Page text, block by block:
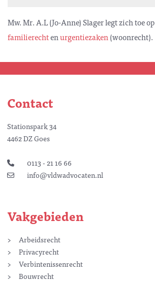
Mw. Mr. A.L (Jo-Anne) Slager legt zich toe op
familierechtenurgentiezaken(woonrecht).
Contact
Stationspark 34
4462 DZ Goes
0113 - 21 16 66
info@vldwadvocaten.nl
Vakgebieden
Arbeidsrecht
Privacyrecht
Verbintenissenrecht
Bouwrecht